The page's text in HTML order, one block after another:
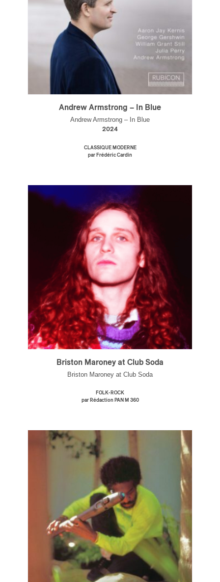
Andrew Armstrong – In Blue
Andrew Armstrong – In Blue
2024
CLASSIQUE MODERNE
par Frédéric Cardin
Briston Maroney at Club Soda
Briston Maroney at Club Soda
FOLK-ROCK
par Rédaction PAN M 360